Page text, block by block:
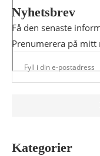
Nyhetsbrev
Få den senaste
Prenumerera på mitt
Kategorier